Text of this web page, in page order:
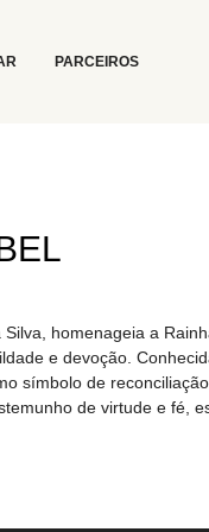
PARCEIROS
homenageia a
e devoção.
símbolo de
de virtude e fé,